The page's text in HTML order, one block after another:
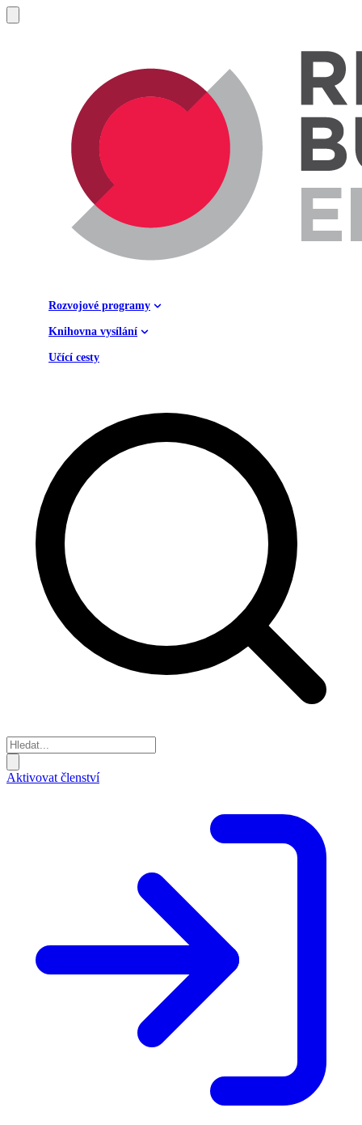
Rozvojové programy
Knihovna vysílání
Učící cesty
Aktivovat členství